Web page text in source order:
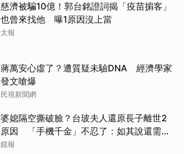
慈濟被騙10億！郭台銘證詞揭「疫苗掮客」
也曾來找他 曝1原因沒上當
太報
蔣萬安心虛了？遭質疑未驗DNA 經濟學家
發文嗆爆
民視新聞網
婆媳隔空撕破臉？台玻夫人還原長子離世2
原因 「手機千金」不忍了：如其說還需要
離開嗎？
鏡報